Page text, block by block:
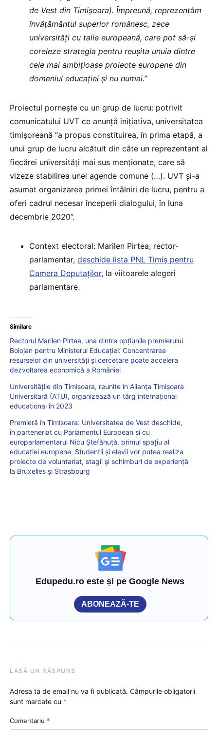
de Vest din Timișoara). Împreună, reprezentăm
învăţământul superior românesc, zece
universități cu talie europeană, care pot să-și
coreleze strategia pentru reușita unuia dintre
cele mai ambiţioase proiecte europene din
domeniul educaţiei şi nu numai.”
Proiectul pornește cu un grup de lucru: potrivit
comunicatului UVT ce anunță inițiativa, universitatea
timișoreană “a propus constituirea, în prima etapă, a
unui grup de lucru alcătuit din câte un reprezentant al
fiecărei universităţi mai sus menţionate, care să
vizeze stabilirea unei agende comune (…). UVT și-a
asumat organizarea primei întâlniri de lucru, pentru a
oferi cadrul necesar începerii dialogului, în luna
decembrie 2020”.
Context electoral: Marilen Pirtea, rector-
parlamentar, deschide lista PNL Timiș pentru
Camera Deputaților, la viitoarele alegeri
parlamentare.
Similare
Rectorul Marilen Pirtea, una dintre opțiunile premierului
Bolojan pentru Ministerul Educației: Concentrarea
resurselor din universități și cercetare poate accelera
dezvoltarea economică a României
Universitățile din Timișoara, reunite în Alianța Timișoara
Universitară (ATU), organizează un târg internațional
educațional în 2023
Premieră în Timișoara: Universitatea de Vest deschide,
în parteneriat cu Parlamentul European și cu
europarlamentarul Nicu Ștefănuță, primul spațiu al
educației europene. Studenții și elevii vor putea realiza
proiecte de voluntariat, stagii și schimburi de experiență
la Bruxelles și Strasbourg
Edupedu.ro este și pe Google News
ABONEAZĂ-TE
LASĂ UN RĂSPUNS
Adresa ta de email nu va fi publicată. Câmpurile obligatorii
sunt marcate cu *
Comentariu *